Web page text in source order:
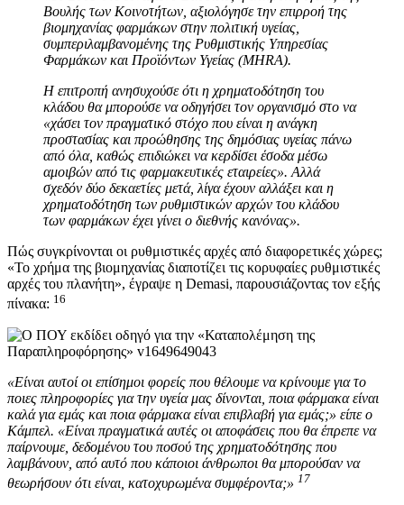
Βουλής των Κοινοτήτων, αξιολόγησε την επιρροή της
βιομηχανίας φαρμάκων στην πολιτική υγείας,
συμπεριλαμβανομένης της Ρυθμιστικής Υπηρεσίας
Φαρμάκων και Προϊόντων Υγείας (MHRA).
Η επιτροπή ανησυχούσε ότι η χρηματοδότηση του
κλάδου θα μπορούσε να οδηγήσει τον οργανισμό στο να
«χάσει τον πραγματικό στόχο που είναι η ανάγκη
προστασίας και προώθησης της δημόσιας υγείας πάνω
από όλα, καθώς επιδιώκει να κερδίσει έσοδα μέσω
αμοιβών από τις φαρμακευτικές εταιρείες». Αλλά
σχεδόν δύο δεκαετίες μετά, λίγα έχουν αλλάξει και η
χρηματοδότηση των ρυθμιστικών αρχών του κλάδου
των φαρμάκων έχει γίνει ο διεθνής κανόνας».
Πώς συγκρίνονται οι ρυθμιστικές αρχές από διαφορετικές χώρες;
«Το χρήμα της βιομηχανίας διαποτίζει τις κορυφαίες ρυθμιστικές
αρχές του πλανήτη», έγραψε η Demasi, παρουσιάζοντας τον εξής
πίνακα: 16
«Είναι αυτοί οι επίσημοι φορείς που θέλουμε να κρίνουμε για το
ποιες πληροφορίες για την υγεία μας δίνονται, ποια φάρμακα είναι
καλά για εμάς και ποια φάρμακα είναι επιβλαβή για εμάς;» είπε ο
Κάμπελ. «Είναι πραγματικά αυτές οι αποφάσεις που θα έπρεπε να
παίρνουμε, δεδομένου του ποσού της χρηματοδότησης που
λαμβάνουν, από αυτό που κάποιοι άνθρωποι θα μπορούσαν να
θεωρήσουν ότι είναι, κατοχυρωμένα συμφέροντα;» 17